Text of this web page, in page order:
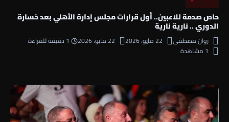
حاص صدمة للاعبين.. أول قرارات مجلس إدارة الأهلي بعد خسارة
الدوري .. نارية نارية
روان مصطفى 22 مايو، 2026 22 مايو، 2026
1 دقيقة للقراءة
1 مشاهدة